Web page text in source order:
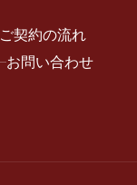
ご契約の流れ
お問い合わせ